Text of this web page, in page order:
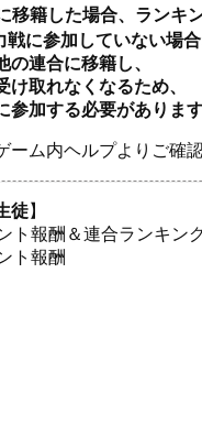
籍した場合、ランキ
に参加していない場
連合に移籍し、
取れなくなるため、
加する必要があります
ム内ヘルプよりご確認
徒】
ト報酬＆連合ランキン
ト報酬